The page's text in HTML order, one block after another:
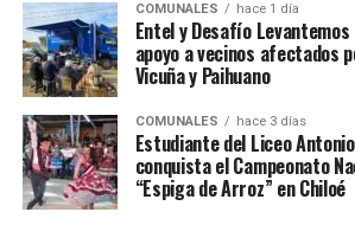
COMUNALES hace 1 día
Entel y Desafío
apoyo a vecinos afectados
Vicuña y Paihuano
COMUNALES hace 3 días
Estudiante del Liceo
conquista el Campeonato
“Espiga de Arroz” en Chiloé